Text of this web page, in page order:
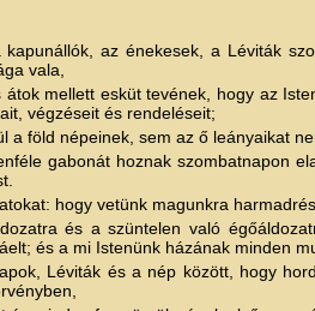
az énekesek, a Léviták
vala,
mellett esküt tevének, hogy az
végzéseit és rendeléseit;
a föld népeinek, sem az ő leányaikat
gabonát hoznak szombatnapon
hogy vetünk magunkra
és a szüntelen való
és a mi Istenünk házának minden
Léviták és a nép között, hogy